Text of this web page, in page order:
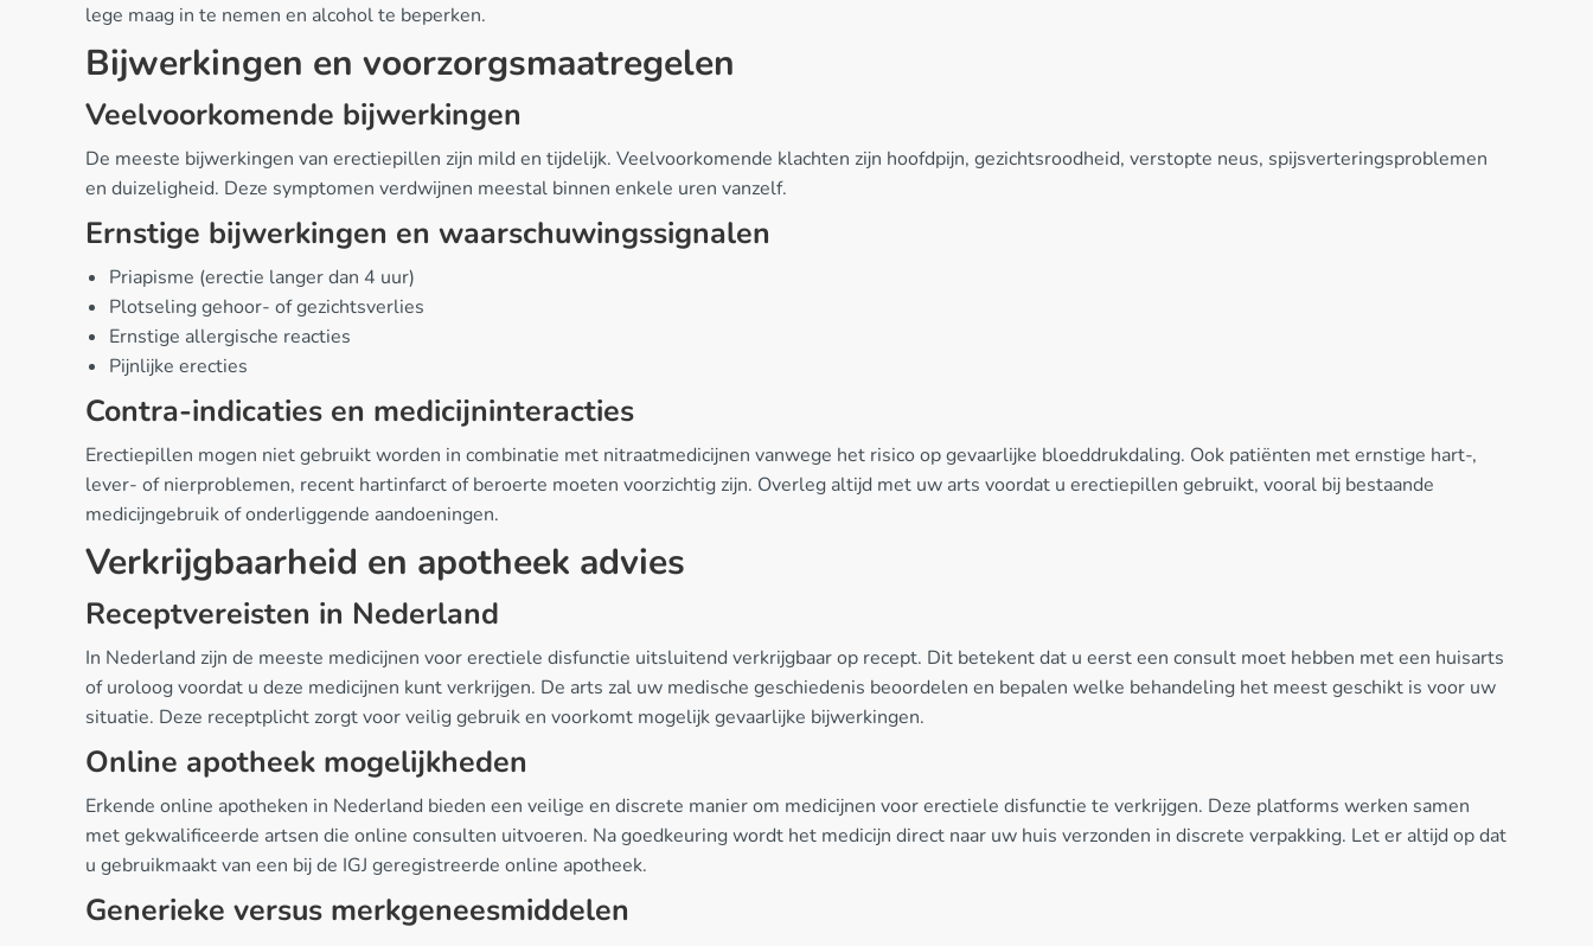
lege maag in te nemen en alcohol te beperken.
Bijwerkingen en voorzorgsmaatregelen
Veelvoorkomende bijwerkingen
De meeste bijwerkingen van erectiepillen zijn mild en tijdelijk. Veelvoorkomende klachten zijn hoofdpijn, gezichtsroodheid, verstopte neus, spijsverteringsproblemen
en duizeligheid. Deze symptomen verdwijnen meestal binnen enkele uren vanzelf.
Ernstige bijwerkingen en waarschuwingssignalen
Priapisme (erectie langer dan 4 uur)
Plotseling gehoor- of gezichtsverlies
Ernstige allergische reacties
Pijnlijke erecties
Contra-indicaties en medicijninteracties
Erectiepillen mogen niet gebruikt worden in combinatie met nitraatmedicijnen vanwege het risico op gevaarlijke bloeddrukdaling. Ook patiënten met ernstige hart-,
lever- of nierproblemen, recent hartinfarct of beroerte moeten voorzichtig zijn. Overleg altijd met uw arts voordat u erectiepillen gebruikt, vooral bij bestaande
medicijngebruik of onderliggende aandoeningen.
Verkrijgbaarheid en apotheek advies
Receptvereisten in Nederland
In Nederland zijn de meeste medicijnen voor erectiele disfunctie uitsluitend verkrijgbaar op recept. Dit betekent dat u eerst een consult moet hebben met een huisarts
of uroloog voordat u deze medicijnen kunt verkrijgen. De arts zal uw medische geschiedenis beoordelen en bepalen welke behandeling het meest geschikt is voor uw
situatie. Deze receptplicht zorgt voor veilig gebruik en voorkomt mogelijk gevaarlijke bijwerkingen.
Online apotheek mogelijkheden
Erkende online apotheken in Nederland bieden een veilige en discrete manier om medicijnen voor erectiele disfunctie te verkrijgen. Deze platforms werken samen
met gekwalificeerde artsen die online consulten uitvoeren. Na goedkeuring wordt het medicijn direct naar uw huis verzonden in discrete verpakking. Let er altijd op dat
u gebruikmaakt van een bij de IGJ geregistreerde online apotheek.
Generieke versus merkgeneesmiddelen